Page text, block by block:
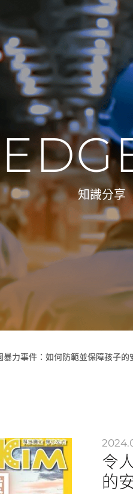
知識分享
暴力事件：如何防範並保障孩子的
令
的